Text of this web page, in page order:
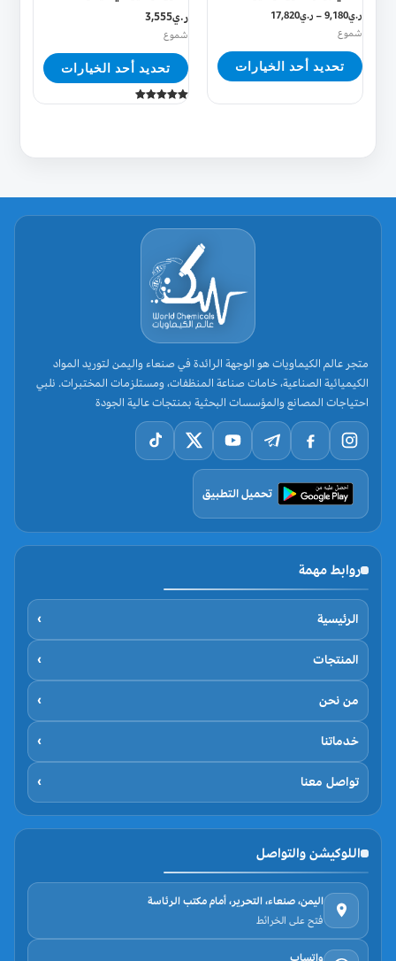
ر.ي9,180
– ر.ي17,820
شموع
تحديد أحد الخيارات
المنتج
ر.ي3,555
شموع
تحديد أحد الخيارات
المنتج
متجر عالم الكيماويات هو الوجهة الرائدة في صنعاء واليمن لتوريد المواد
الكيميائية الصناعية، خامات صناعة المنظفات، ومستلزمات المختبرات. نلبي
احتياجات المصانع والمؤسسات البحثية بمنتجات عالية الجودة
تحميل التطبيق
روابط مهمة
الرئيسية ›
المنتجات ›
من نحن ›
خدماتنا ›
تواصل معنا ›
اللوكيشن والتواصل
اليمن، صنعاء، التحرير، أمام مكتب الرئاسة
فتح على الخرائط
واتساب